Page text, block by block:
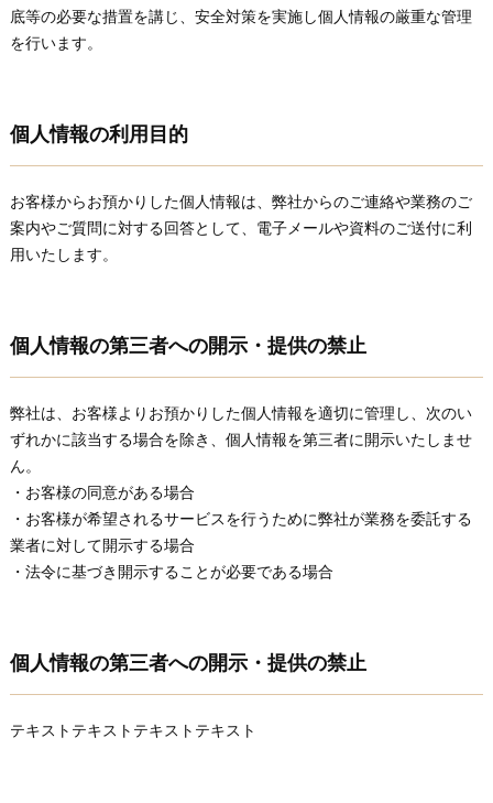
底等の必要な措置を講じ、安全対策を実施し個人情報の厳重な管理
を行います。
個人情報の利用目的
お客様からお預かりした個人情報は、弊社からのご連絡や業務のご
案内やご質問に対する回答として、電子メールや資料のご送付に利
用いたします。
個人情報の第三者への開示・提供の禁止
弊社は、お客様よりお預かりした個人情報を適切に管理し、次のい
ずれかに該当する場合を除き、個人情報を第三者に開示いたしませ
ん。
・お客様の同意がある場合
・お客様が希望されるサービスを行うために弊社が業務を委託する
業者に対して開示する場合
・法令に基づき開示することが必要である場合
個人情報の第三者への開示・提供の禁止
テキストテキストテキストテキスト